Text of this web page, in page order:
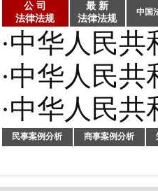
公 司
法律法规
最 新
法律法规
中国
·中华人民
·中华人民
·中华人民
民事案例分析 商事案例分析